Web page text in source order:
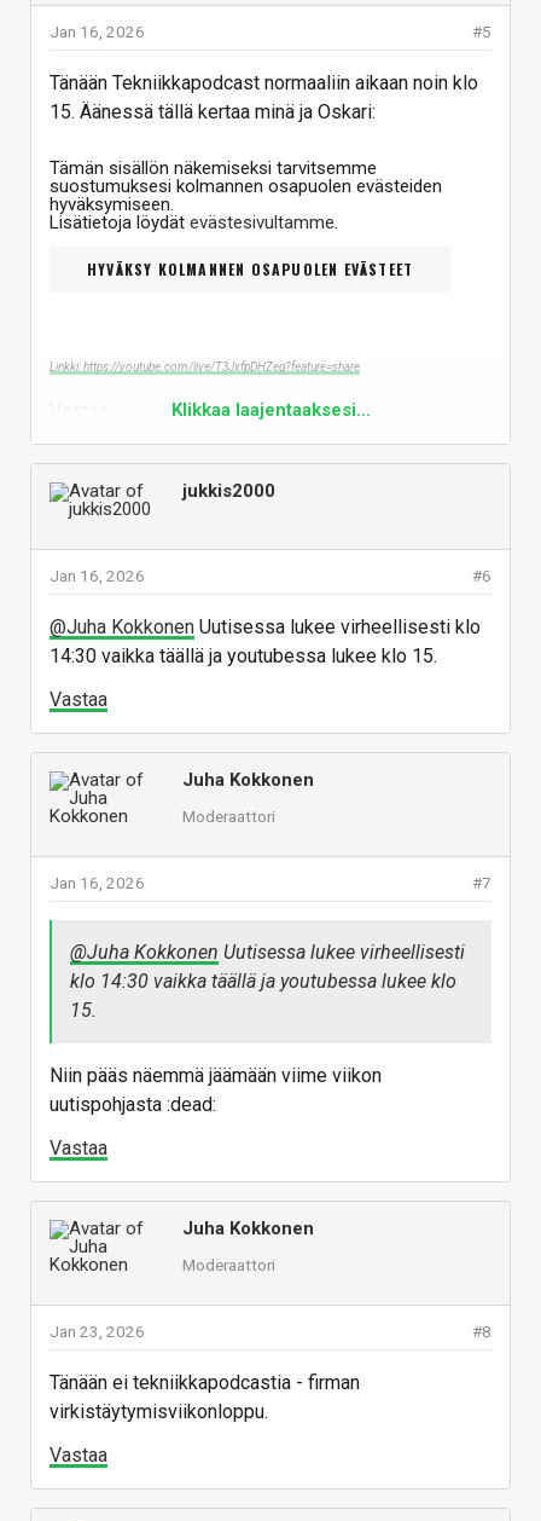
#5
Jan 16, 2026
Tänään Tekniikkapodcast normaaliin aikaan noin klo
15. Äänessä tällä kertaa minä ja Oskari:
Tämän sisällön näkemiseksi tarvitsemme
suostumuksesi kolmannen osapuolen evästeiden
hyväksymiseen.
Lisätietoja löydät evästesivultamme
HYVÄKSY KOLMANNEN OSAPUOLEN EVÄSTEET
Linkki: https://youtube.com/live/T3JxfpDHZeg?feature=share
Klikkaa laajentaaksesi...
jukkis2000
#6
Jan 16, 2026
@Juha Kokkonen Uutisessa lukee virheellisesti klo
14:30 vaikka täällä ja youtubessa lukee klo 15.
Vastaa
Juha Kokkonen
Moderaattori
#7
Jan 16, 2026
@Juha Kokkonen Uutisessa lukee virheellisesti
klo 14:30 vaikka täällä ja youtubessa lukee klo
15.
Niin pääs näemmä jäämään viime viikon
uutispohjasta :dead:
Vastaa
Juha Kokkonen
Moderaattori
#8
Jan 23, 2026
Tänään ei tekniikkapodcastia - firman
virkistäytymisviikonloppu.
Vastaa